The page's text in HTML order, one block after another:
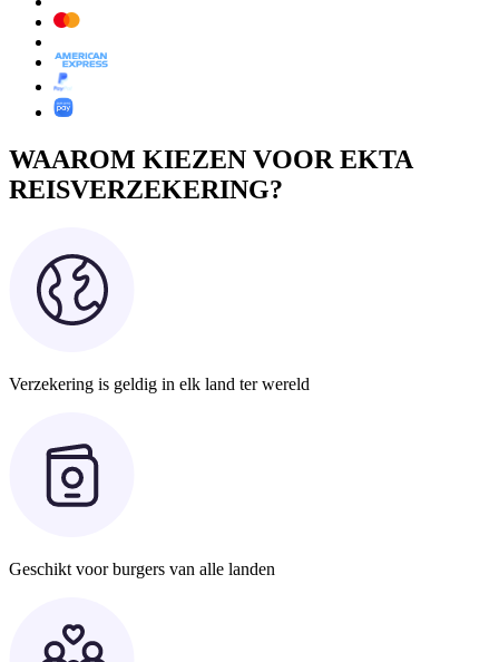
WAAROM KIEZEN VOOR EKTA
REISVERZEKERING?
Verzekering is geldig in elk land ter wereld
Geschikt voor burgers van alle landen